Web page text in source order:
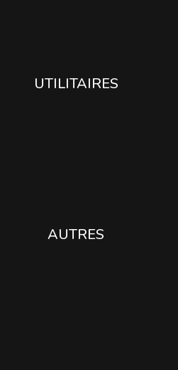
UTILITAIRES
AUTRES